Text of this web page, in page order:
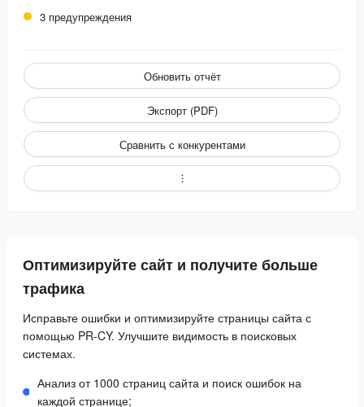
3 предупреждения
Обновить отчёт
Экспорт (PDF)
Сравнить с конкурентами
Оптимизируйте сайт и получите больше
трафика
Исправьте ошибки и оптимизируйте страницы сайта с
помощью PR-CY. Улучшите видимость в поисковых
системах.
Анализ от 1000 страниц сайта и поиск ошибок на
каждой странице;